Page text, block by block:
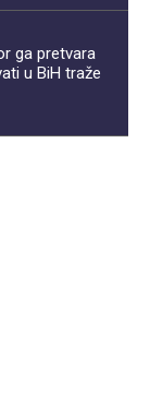
ga pretvara
u BiH traže